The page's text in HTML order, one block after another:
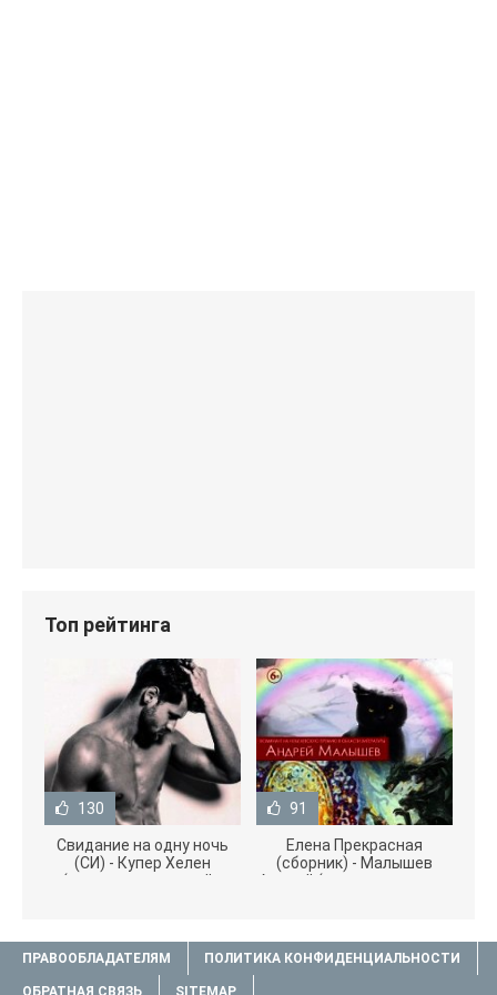
Топ рейтинга
130
Свидание на одну ночь
(СИ) - Купер Хелен
(читать книги онлайн
91
Елена Прекрасная
(сборник) - Малышев
Андрей (книги полностью
ПРАВООБЛАДАТЕЛЯМ ПОЛИТИКА КОНФИДЕНЦИАЛЬНОСТИ